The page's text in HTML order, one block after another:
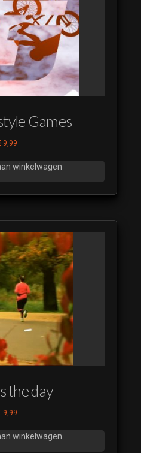
Games
9,99
winkelwagen
the day
9,99
winkelwagen